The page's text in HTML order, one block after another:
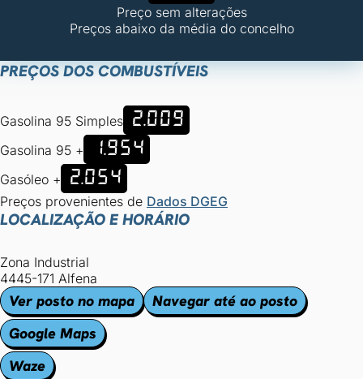
Preço sem alterações
Preços abaixo da média do concelho
PREÇOS DOS COMBUSTÍVEIS
Gasolina 95 Simples 2.009
Gasolina 95 + 1.954
Gasóleo + 2.054
Preços provenientes de Dados DGEG
LOCALIZAÇÃO E HORÁRIO
Zona Industrial
4445-171 Alfena
Ver posto no mapa
Navegar até ao posto
Google Maps
Waze